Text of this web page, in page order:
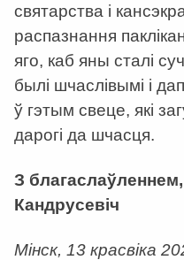
святарства і
распазнання
яго, каб яны сталі
былі шчаслівымі і
ў гэтым свеце, які
дарогі да шчасця.
З
Кандрусевіч
Мінск, 13 красвіка